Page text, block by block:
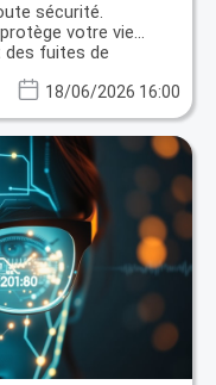
sécurité.
votre vie
des fuites de
18/06/2026 16:00